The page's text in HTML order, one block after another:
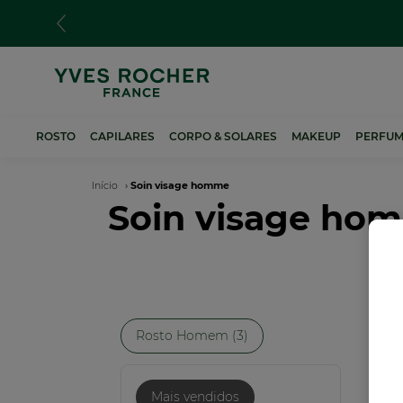
conteúdo
ROSTO CAPILARES CORPO & SOLARES MAKEUP
Navegação
estrutural
Início Soin visage homme
Soin visage
Mais vendidos
Rosto Homem (3)